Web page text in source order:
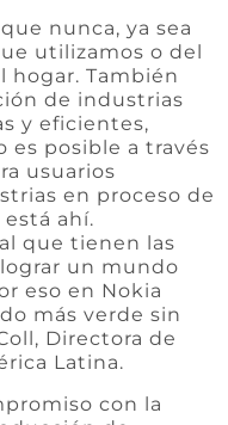
nunca, ya sea
utilizamos o del
También
de industrias
y eficientes,
es posible a través
usuarios
en proceso de
ahí.
que tienen las
un mundo
eso en Nokia
más verde sin
Directora de
Latina.
con la